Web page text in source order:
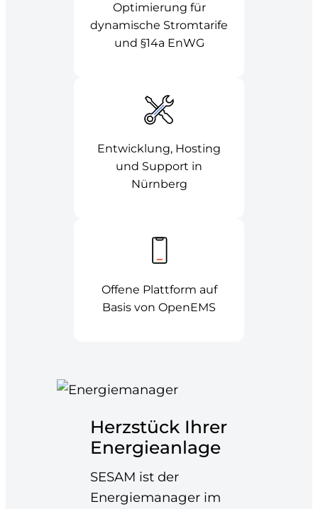
Optimierung für
dynamische Stromtarife
und §14a EnWG
Entwicklung, Hosting
und Support in
Nürnberg
Offene Plattform auf
Basis von OpenEMS
Herzstück Ihrer
Energieanlage
SESAM ist der
Energiemanager im